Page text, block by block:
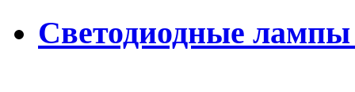
Светодиодные